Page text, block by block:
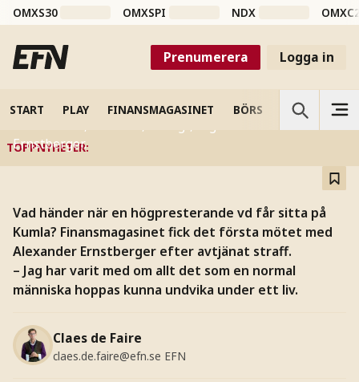
OMXS30 OMXSPI NDX
Prenumerera Logga in
START PLAY FINANSMAGASINET BÖRS VETENSKAP
TOPPNYHETER:
Alexander Ernstberger om
tiden i fängelse – exklusiv
intervju
"Hela mitt liv är utflängt digitalt oavsett om det gäller
Ernstberger.
Vad händer när en högpresterande vd får sitta på
Kumla? Finansmagasinet fick det första mötet med
Alexander Ernstberger efter avtjänat straff.
– Jag har varit med om allt det som en normal
människa hoppas kunna undvika under ett liv.
Claes de Faire
claes.de.faire@efn.se EFN